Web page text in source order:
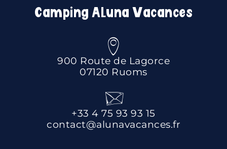
Camping Aluna Vacances
900 Route de Lagorce
07120 Ruoms
+33 4 75 93 93 15
contact@alunavacances.fr